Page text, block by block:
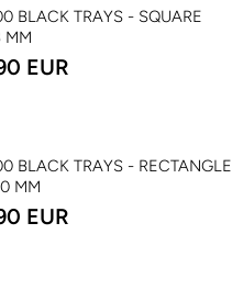
BLACK TRAYS - SQUARE
MM
EUR
BLACK TRAYS - RECTANGLE
MM
EUR